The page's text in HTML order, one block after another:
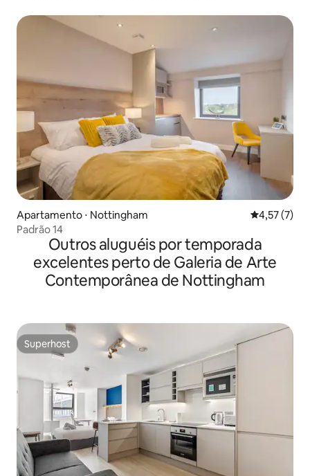
Apartamento ⋅ Nottingham 4,57 de
4,57 (7)
Padrão 14
Outros aluguéis por temporada
excelentes perto de Galeria de Arte
Contemporânea de Nottingham
Superhost
Superhost